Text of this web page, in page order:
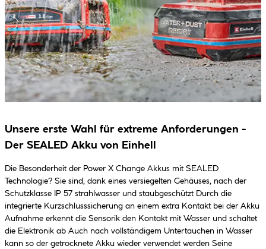
Unsere erste Wahl für extreme Anforderungen -
Der SEALED Akku von Einhell
Die Besonderheit der Power X Change Akkus mit SEALED
Technologie? Sie sind, dank eines versiegelten Gehäuses, nach der
Schutzklasse IP 57 strahlwasser und staubgeschützt Durch die
integrierte Kurzschlusssicherung an einem extra Kontakt bei der Akku
Aufnahme erkennt die Sensorik den Kontakt mit Wasser und schaltet
die Elektronik ab Auch nach vollständigem Untertauchen in Wasser
kann so der getrocknete Akku wieder verwendet werden Seine